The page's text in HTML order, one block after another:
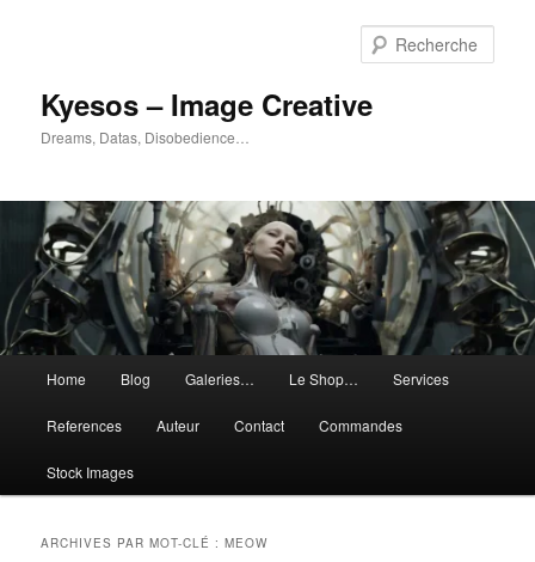
Kyesos – Image Creative
Dreams, Datas, Disobedience…
principal
Home Blog Galeries… Le Shop… Services
References Auteur Contact Commandes
Stock Images
ARCHIVES PAR MOT-CLÉ :MEOW